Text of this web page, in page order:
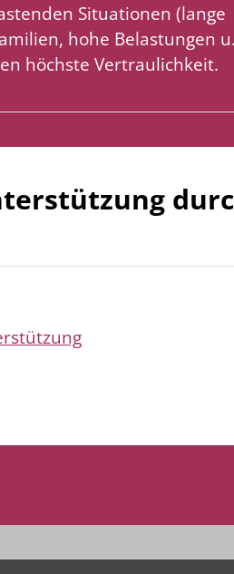
Situationen (lange
hohe Belastungen
höchste Vertraulichkeit.